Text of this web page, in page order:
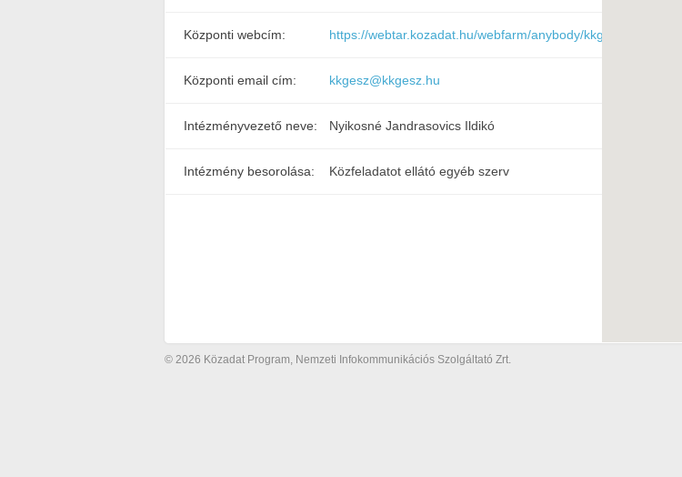
Központi webcím: https://webtar.kozadat.hu/webfarm/anybody/kkgesz/
Központi email cím: kkgesz@kkgesz.hu
Intézményvezető neve: Nyikosné Jandrasovics Ildikó
Intézmény besorolása: Közfeladatot ellátó egyéb szerv
© 2026 Közadat Program, Nemzeti Infokommunikációs Szolgáltató Zrt.